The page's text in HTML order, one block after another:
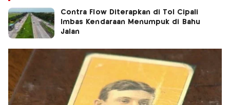
Contra Flow Diterapkan di Tol Cipali
Imbas Kendaraan Menumpuk di Bahu
Jalan